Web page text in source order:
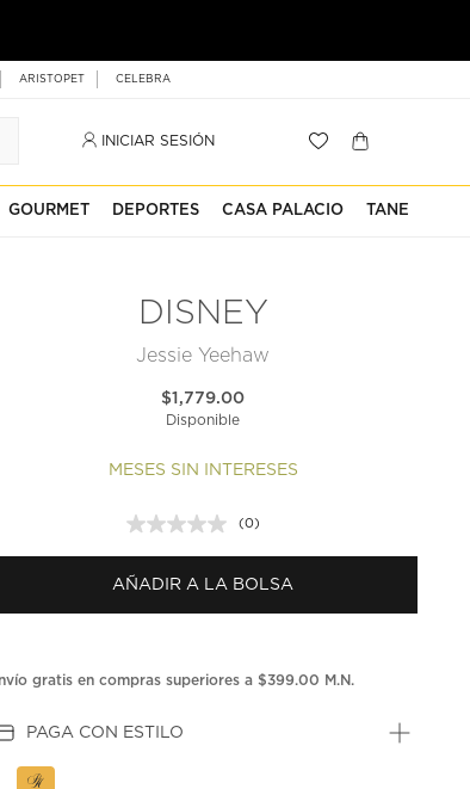
ARISTOPET CELEBRA
INICIAR SESIÓN
GOURMET DEPORTES CASA PALACIO TANE
DISNEY
Jessie Yeehaw
$1,779.00
Disponible
MESES SIN INTERESES
Sin
puntuación.
en
la
(0)
AÑADIR A LA BOLSA
gratis en compras superiores a $399.00 M.N.
PAGA CON ESTILO